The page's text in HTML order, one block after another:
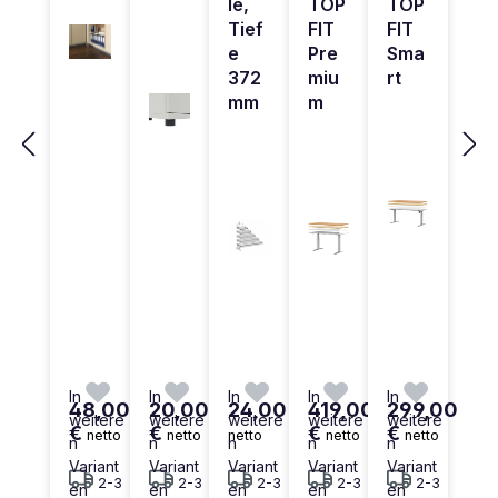
48,00
€netto
2-3
In
weitere
n
Variant
en
20,00
€netto
2-3
In
weitere
n
Variant
en
le,
Tief
e
372
mm
24,00 €
netto
2-3
In
weitere
n
Variant
en
TOP
FIT
Pre
miu
m
419,00
€netto
2-3
In
weitere
n
Variant
en
TOP
FIT
Sma
rt
299,00
€netto
2-3
In
weitere
n
Variant
en